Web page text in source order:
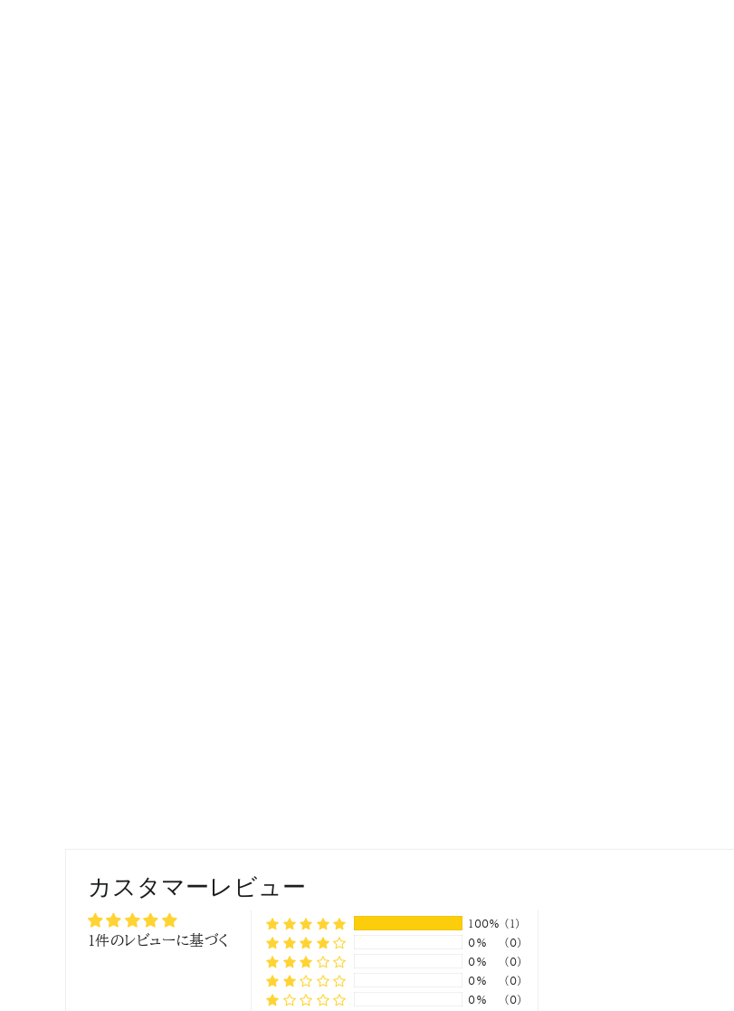
カスタマーレビュー
1件のレビューに基づく
100% (1)
0%
(0)
0%
(0)
0%
(0)
0%
(0)